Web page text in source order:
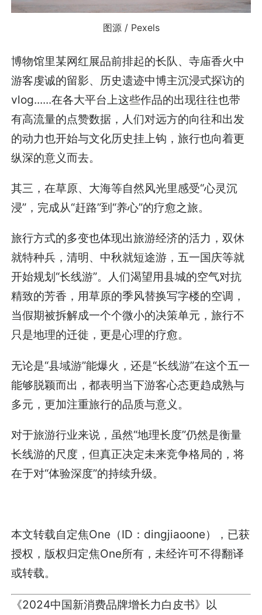
图源 / Pexels
博物馆里某网红展品前排起的长队、寺庙香火中
游客虔诚的留影、历史遗迹中博主沉浸式探访的
vlog......在各大平台上这些作品的出现往往也带
有高流量的点赞数据，人们对远方的向往和出发
的动力也开始与文化历史挂上钩，旅行也向着更
纵深的意义而去。
其三，在草原、大海等自然风光里感受“心灵沉
浸”，完成从“赶路”到“养心”的疗愈之旅。
旅行方式的多变也体现出旅游经济的活力，双休
就特种兵，清明、中秋就短途游，五一国庆等就
开始规划“长线游”。人们渴望用县城的空气对抗
精致的芳香，用草原的季风替换写字楼的空调，
当假期被拆解成一个个微小的决策单元，旅行不
只是地理的迁徙，更是心理的疗愈。
无论是“县域游”能爆火，还是“长线游”在这个五一
能够脱颖而出，都表明当下游客心态更趋成熟与
多元，更加注重旅行的品质与意义。
对于旅游行业来说，虽然“地理长度”仍然是衡量
长线游的尺度，但真正决定未来竞争格局的，将
在于对“体验深度”的持续升级。
本文转载自定焦One（ID：dingjiaoone），已获
授权，版权归定焦One所有，未经许可不得翻译
或转载。
《2024中国新消费品牌增长力白皮书》以